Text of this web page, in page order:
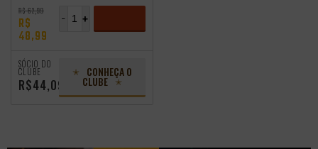
R$ 62,99
R$
48,99
+
-
SÓCIO DO
CLUBE
R$44,09
CONHEÇA O
CLUBE